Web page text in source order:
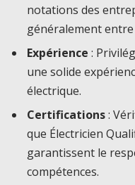
notations des
généralement entre
Expérience :
une solide
électrique.
Certifications:
que Électricien
garantissent le
compétences.